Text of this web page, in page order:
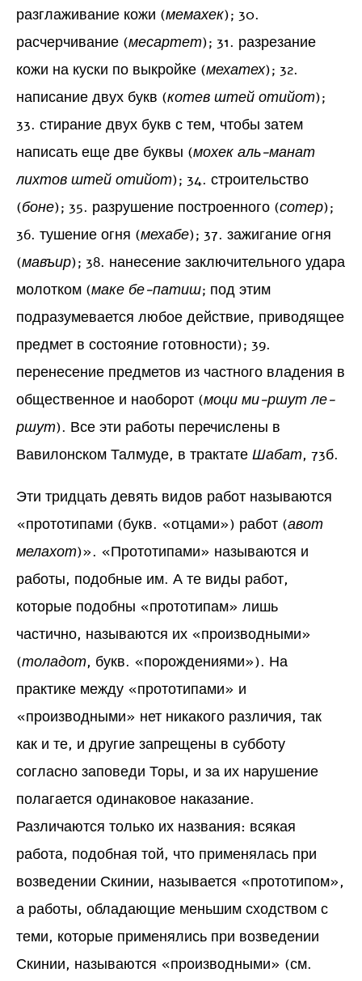
разглаживание кожи (мемахек); 30.
расчерчивание (месартет); 31. разрезание
кожи на куски по выкройке (мехатех); 32.
написание двух букв (котев штей отийот);
33. стирание двух букв с тем, чтобы затем
написать еще две буквы (мохек аль-манат
лихтов штей отийот); 34. строительство
(боне); 35. разрушение построенного (сотер);
36. тушение огня (мехабе); 37. зажигание огня
(мавъир); 38. нанесение заключительного удара
молотком (маке бе-патиш; под этим
подразумевается любое действие, приводящее
предмет в состояние готовности); 39.
перенесение предметов из частного владения в
общественное и наоборот (моци ми-ршут ле-
ршут). Все эти работы перечислены в
Вавилонском Талмуде, в трактате Шабат, 73б.
Эти тридцать девять видов работ называются
«прототипами (букв. «отцами») работ (авот
мелахот)». «Прототипами» называются и
работы, подобные им. А те виды работ,
которые подобны «прототипам» лишь
частично, называются их «производными»
(толадот, букв. «порождениями»). На
практике между «прототипами» и
«производными» нет никакого различия, так
как и те, и другие запрещены в субботу
согласно заповеди Торы, и за их нарушение
полагается одинаковое наказание.
Различаются только их названия: всякая
работа, подобная той, что применялась при
возведении Скинии, называется «прототипом»,
а работы, обладающие меньшим сходством с
теми, которые применялись при возведении
Скинии, называются «производными» (см.